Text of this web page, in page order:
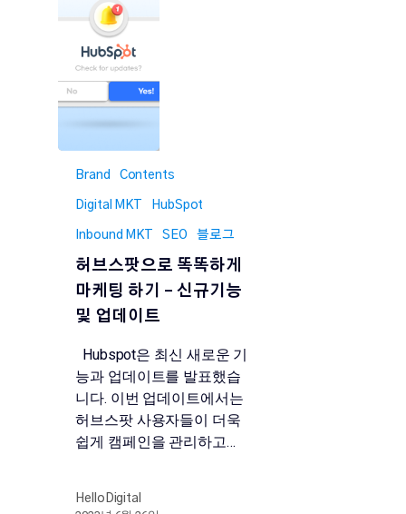
Brand Contents
Digital MKT HubSpot
Inbound MKT SEO 블로그
허브스팟으로 똑똑하게
마케팅 하기 – 신규기능
및 업데이트
Hubspot은 최신 새로운 기
능과 업데이트를 발표했습
니다. 이번 업데이트에서는
허브스팟 사용자들이 더욱
쉽게 캠페인을 관리하고…
HelloDigital